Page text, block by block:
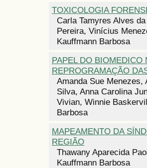
TOXICOLOGIA
Carla Tamyres Alves
Pereira, Vinícius
Kauffmann Barbosa
PAPEL DO BIOMEDICO
REPROGRAMAÇÃO
Amanda Sue Menezes,
Silva, Anna Carolina
Vivian, Winnie
Barbosa
MAPEAMENTO DA
REGIÃO
Thawany Aparecida
Kauffmann Barbosa